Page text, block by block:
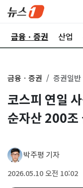
금융ㆍ증권 산업
금융ㆍ증권 증권일반
코스피 연일
순자산 200조
박주평 기자
2026.05.10 오전 10:02